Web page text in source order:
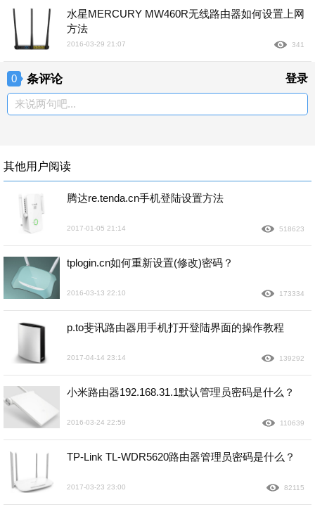
水星MERCURY MW460R无线路由器如何设置上网
方法
2016-03-29 21:07 341
0 条评论 登录
来说两句吧...
其他用户阅读
腾达re.tenda.cn手机登陆设置方法
2017-01-05 21:14 518623
tplogin.cn如何重新设置(修改)密码？
2016-03-13 22:10 173334
p.to斐讯路由器用手机打开登陆界面的操作教程
2017-04-14 23:14 139292
小米路由器192.168.31.1默认管理员密码是什么？
2016-03-24 22:59 110639
TP-Link TL-WDR5620路由器管理员密码是什么？
2017-03-23 23:00 82115